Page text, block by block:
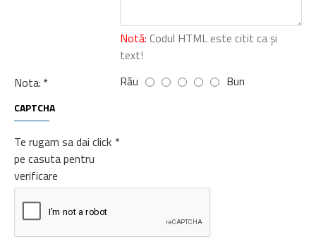
Notă: Codul HTML este citit ca şi
text!
Nota:
Rău Bun
CAPTCHA
Te rugam sa dai click
pe casuta pentru
verificare